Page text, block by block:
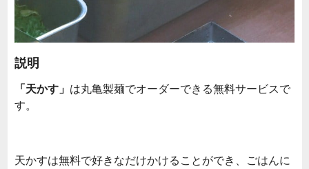
説明
「天かす」 は丸亀製麺でオーダーできる無料サービスで
す。
天かすは無料で好きなだけかけることができ、ごはんに